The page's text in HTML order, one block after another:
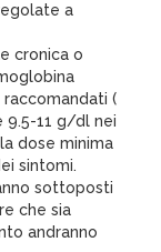
a
cronica o
(
9.5-11 g/dl nei
dose minima
sintomi.
sottoposti
che sia
andranno